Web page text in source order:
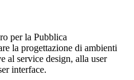
per la Pubblica
la progettazione di ambienti
al service design, alla user
interface.